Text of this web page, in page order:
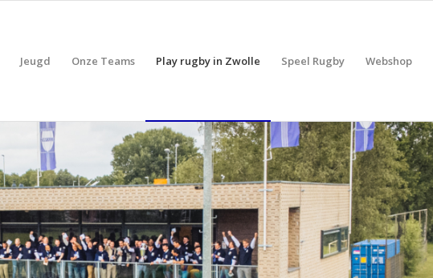
Jeugd Onze Teams Play rugby in Zwolle Speel Rugby Webshop